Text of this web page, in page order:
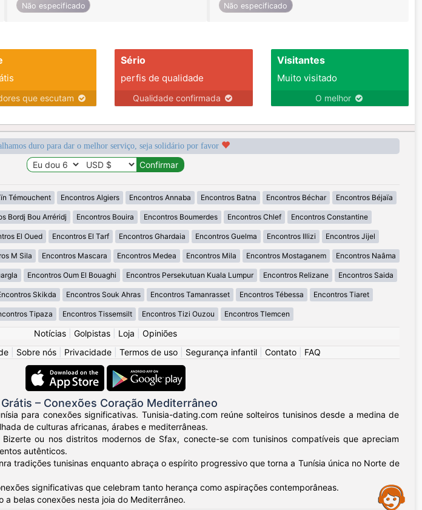
Não especificado Não especificado
que escutam
Sério
perfis de qualidade
Qualidade confirmada
Visitantes
Muito visitado
O melhor
duro para dar o melhor serviço, seja solidário por favor
Témouchent Encontros Algiers Encontros Annaba Encontros Batna Encontros Béchar Encontros Béjaïa
Bordj Bou Arréridj Encontros Bouira Encontros Boumerdes Encontros Chlef Encontros Constantine
El Oued Encontros El Tarf Encontros Ghardaia Encontros Guelma Encontros Illizi Encontros Jijel
M Sila Encontros Mascara Encontros Medea Encontros Mila Encontros Mostaganem Encontros Naâma
Encontros Oum El Bouaghi Encontros Persekutuan Kuala Lumpur Encontros Relizane Encontros Saida
Skikda Encontros Souk Ahras Encontros Tamanrasset Encontros Tébessa Encontros Tiaret
Tipaza Encontros Tissemsilt Encontros Tizi Ouzou Encontros Tlemcen
Notícias Golpistas Loja
Opiniões
Sobre nós Privacidade Termos de uso Segurança infantil Contato FAQ
– Conexões Coração Mediterrâneo
para conexões significativas. Tunisia-dating.com reúne solteiros tunisinos desde a medina de
de culturas africanas, árabes e mediterrâneas.
ou nos distritos modernos de Sfax, conecte-se com tunisinos compatíveis que apreciam
autênticos.
tradições tunisinas enquanto abraça o espírito progressivo que torna a Tunísia única no Norte de
significativas que celebram tanto herança como aspirações contemporâneas.
belas conexões nesta joia do Mediterrâneo.
Assistance